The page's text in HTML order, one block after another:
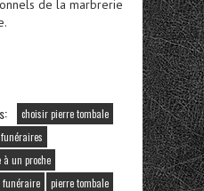
de la marbrerie
choisir pierre tombale
à un proche
funéraire
pierre tombale